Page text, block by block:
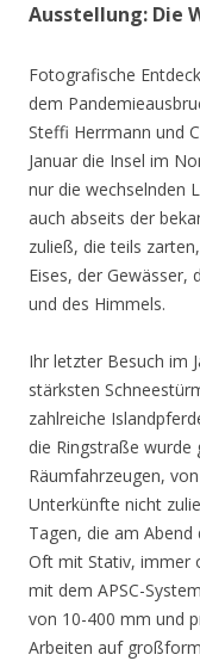
Ausstellung: Die
Fotografische
dem
Steffi Herrmann und
Januar die Insel im
nur die wechselnden
auch abseits der
zuließ, die teils
Eises, der Gewässer,
und des Himmels.
Ihr letzter Besuch im
stärksten
zahlreiche
die Ringstraße
Räumfahrzeugen,
Unterkünfte nicht
Tagen, die am
Oft mit Stativ, immer
mit dem APSC-
von 10-400 mm und
Arbeiten auf